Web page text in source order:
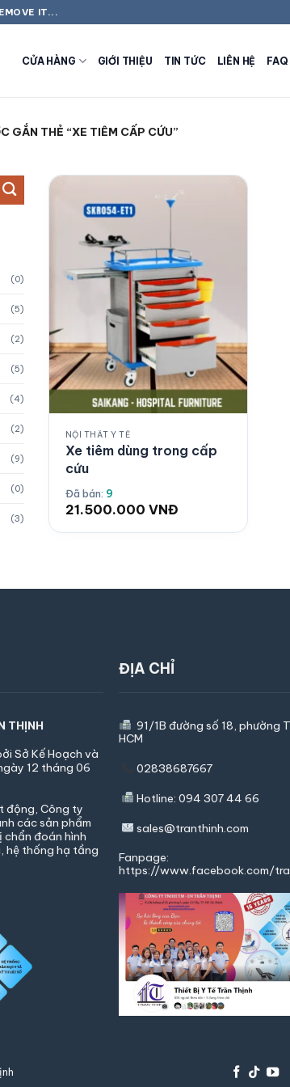
IT...
CỬA HÀNG GIỚI THIỆU TIN TỨC LIÊN HỆ FAQ
GẮN THẺ “XE TIÊM CẤP CỨU”
(0)
(5)
(2)
(5)
(4)
(2)
(9)
(0)
(3)
NỘI THẤT Y TẾ
Xe tiêm dùng trong cấp
cứu
Đã bán: 9
21.500.000 VNĐ
THỊNH
Sở Kế Hoạch và
12 tháng 06
động, Công ty
các sản phẩm
đoán hình
hệ thống hạ tầng
ĐỊA CHỈ
91/1B đường số 18, phường
HCM
02838687667
Hotline: 094 307 44 66
sales@tranthinh.com
Fanpage:
https://www.facebook.com/